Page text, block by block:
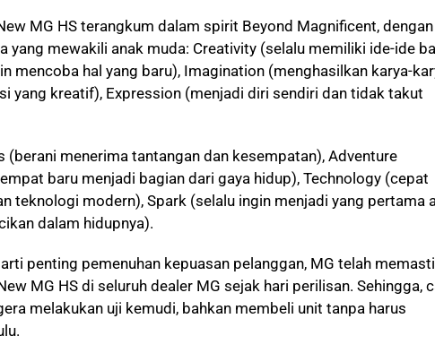
MG HS terangkum dalam spirit Beyond Magnificent,
yang mewakili anak muda: Creativity (selalu memiliki ide-ide
mencoba hal yang baru), Imagination (menghasilkan karya-
yang kreatif), Expression (menjadi diri sendiri dan tidak takut
(berani menerima tantangan dan kesempatan), Adventure
baru menjadi bagian dari gaya hidup), Technology (cepat
teknologi modern), Spark (selalu ingin menjadi yang pertama
dalam hidupnya).
penting pemenuhan kepuasan pelanggan, MG telah
MG HS di seluruh dealer MG sejak hari perilisan. Sehingga,
melakukan uji kemudi, bahkan membeli unit tanpa harus